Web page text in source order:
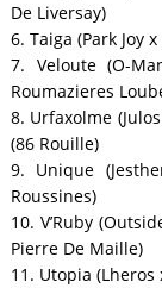
De Liversay)
6. Taiga (Park Joy
7. Veloute (O-
Roumazieres
8. Urfaxolme
(86 Rouille)
9. Unique
Roussines)
10. V’Ruby
Pierre De Maille)
11. Utopia (Lheros